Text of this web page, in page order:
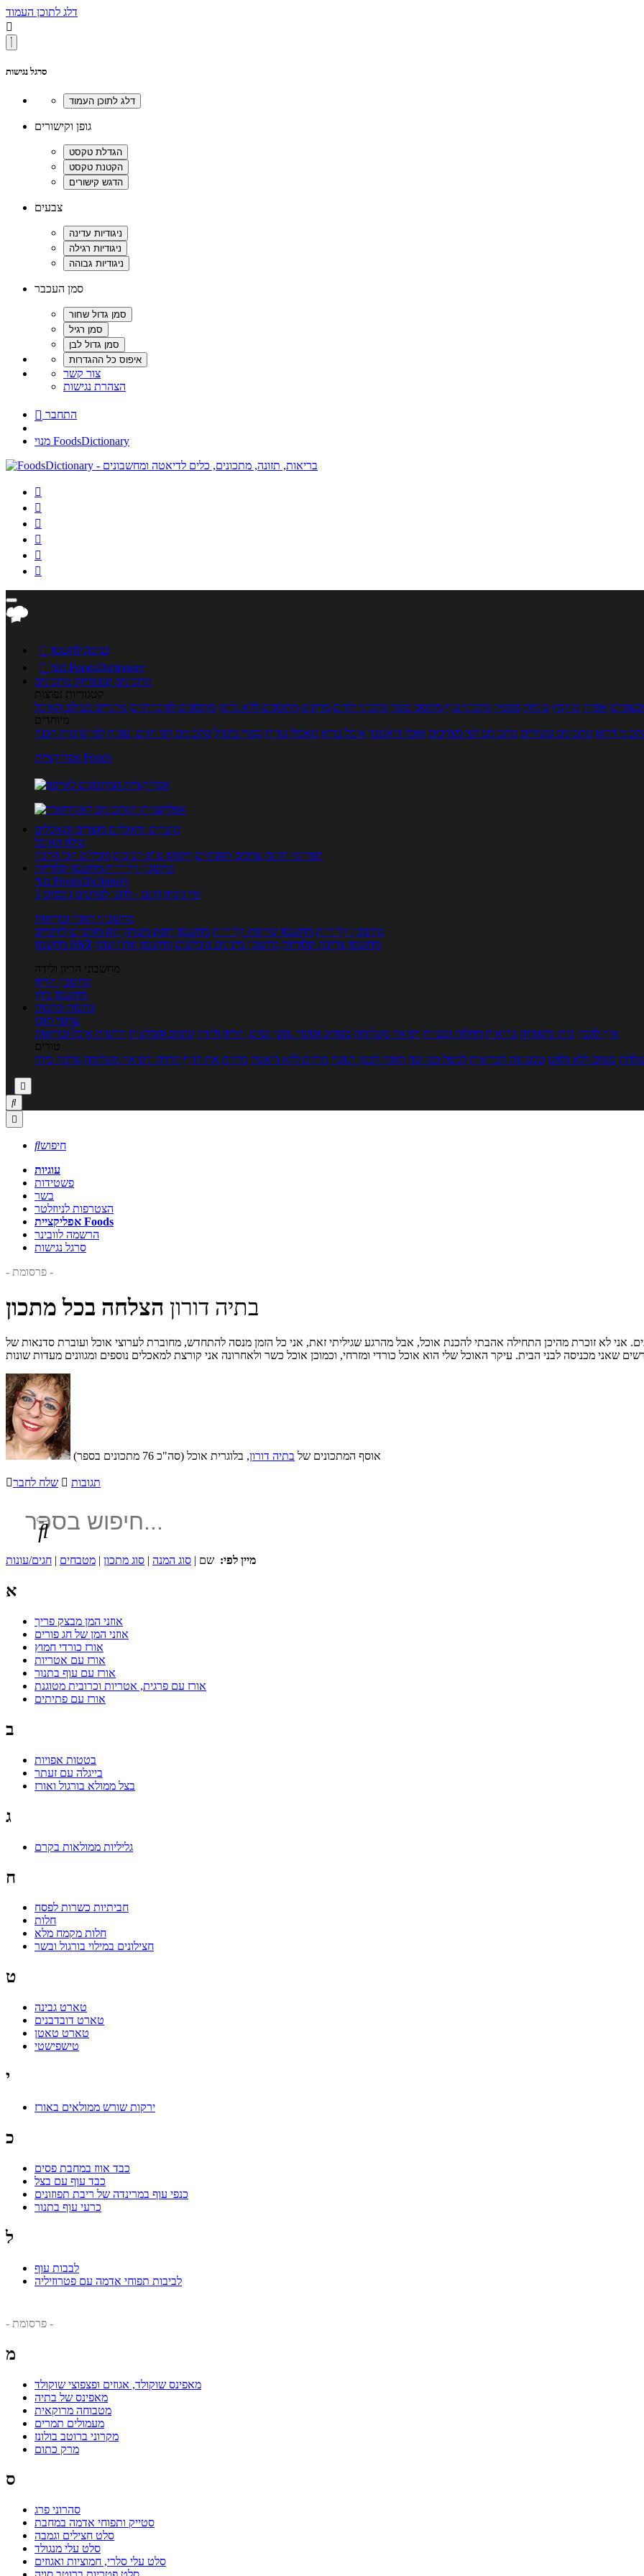
דלג לתוכן העמוד

סרגל נגישות
גופן וקישורים
צבעים
סמן העכבר
צור קשר
הצהרת נגישות
 התחבר
מנוי FoodsDictionary






 כניסה לחשבון

מנוי FoodsDictionary
מתכונים קטגוריות מתכונים
קטגוריות נפוצות
אפייה מוקפץ עוגיות פסטה מתכוני עוף מתכוני בשר מתכוני ילדים מרקים מתכונים ללא גלוטן מתכונים לסוכרתיים טרנדים בעולם האוכל
מיוחדים
וידאו מתכונים עשירים מתכונים לפי מצרכים אוכל דיאטטי אוכל בריא מאכלי עדות ספרי בישול מתכונים לפי חגים ועונות לפי שיטות הכנה
אפליקציית Foods
מוצרים ומאכלים מוצרים ומאכלים
מילון האוכל
תפריטי תזונה ערכים תזונתיים חיפוש ע"פ רכיבים מכילים הכי הרבה
מחשבון קלוריות מחשבון קלוריות
מנוי FoodsDictionary
5 ימי ניסיון חינם - לחצו לפרטים נוספים
מחשבוני תזונה ובריאות
מחשבון קלוריות מחשבון שריפת קלוריות מחשבון דופק מטרה יחס מותניים לירכיים
מחשבון BMI
מחשבון צריכת קלוריות מחשבון מינונים מומלצים מחשבון אחוז שומן
מחשבוני הריון ולידה
מחשבון הריון
מחשבון ביוץ
כתבות כתבות
ערוצי תוכן
איך להכין בית ומשפחה בריאות מחלות ובעיות רפואה משלימה ספורט וכושר גופני נשים, הריון ולידה טיפים והמלצות חדשות אוכל ובריאות
טורים
טעים ללא גלוטן טבעונות לבריאות לבשל כמו שף תזונה לבטן רגועה מרזים ללא דיאטה מזיזים את הגוף הרזיה ורפואה משלימה גורמה ביתי



חיפוש
עוגיות
פשטידות
בשר
הצטרפות לניוזלטר
אפליקציית Foods
הרשמה לוובינר
סרגל נגישות
- פרסומת -
בתיה דורון הצלחה בכל מתכון
לא זוכרת מהיכן התחילה אהבתי להכנת אוכל, אבל מהרגע שגיליתי זאת, אני כל הזמן מנסה להתחדש, מחוברת לערוצי אוכל ועוברת סדנאות של
אוסף המתכונים של בתיה דורון, בלוגרית אוכל (סה"כ 76 מתכונים בספר)
שלח לחבר  תגובות

מיין לפי: שם | סוג המנה | סוג מתכון | מטבחים | חגים/עונות
א
אוזני המן מבצק פריך
אוזני המן של חג פורים
אורז כורדי חמוץ
אורז עם אטריות
אורז עם עוף בתנור
אורז עם פרגית, אטריות וכרובית מטוגנת
אורז עם פתיתים
ב
בטטות אפויות
בייגלה עם זעתר
בצל ממולא בורגול ואורז
ג
גליליות ממולאות בקרם
ח
חביתיות כשרות לפסח
חלות
חלות מקמח מלא
חצילונים במילוי בורגול ובשר
ט
טארט גבינה
טארט דובדבנים
טארט טאטן
טישפישטי
י
ירקות שורש ממולאים באורז
כ
כבד אווז במחבת פסים
כבד עוף עם בצל
כנפי עוף במרינדה של ריבת תפוזונים
כרעי עוף בתנור
ל
לבבות עוף
לביבות תפוחי אדמה עם פטרוזיליה
- פרסומת -
מ
מאפינס שוקולד, אגוזים ופצפוצי שוקולד
מאפינס של בתיה
מטבוחה מרוקאית
מעמולים תמרים
מקרוני ברוטב בולונז
מרק כתום
ס
סהרוני פרג
סטייק ותפוחי אדמה במחבת
סלט חצילים וגמבה
סלט עלי מנגולד
סלט עלי סלרי, חמוציות ואגוזים